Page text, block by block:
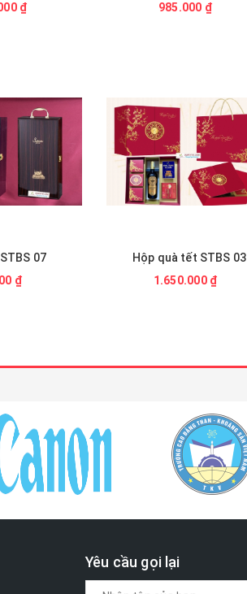
₫
STBS 03
₫
955.000 ₫
Hộp quà tết STBS 01
3.950.000 ₫
Yêu cầu gọi lại